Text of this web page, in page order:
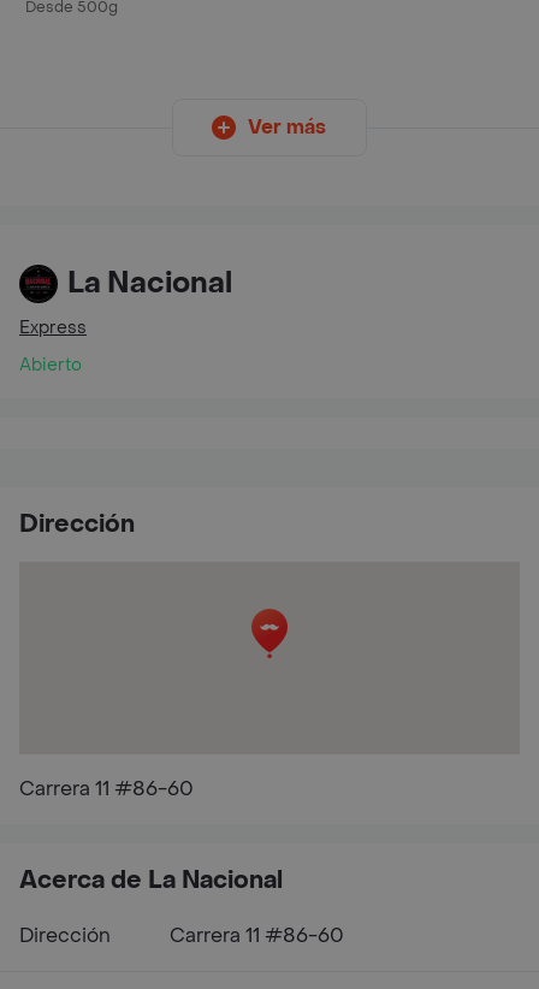
Cerdo
Desde 500g
Ver más
La Nacional
Express
Abierto
Dirección
Carrera 11 #86-60
Acerca de La Nacional
Dirección Carrera 11 #86-60